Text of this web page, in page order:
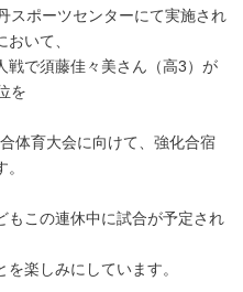
スポーツセンターにて実施され
いて、
戦で須藤佳々美さん（高3）が
を
体育大会に向けて、強化合宿
もこの連休中に試合が予定され
楽しみにしています。